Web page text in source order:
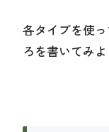
各タイプを使
ろを書いてみよ